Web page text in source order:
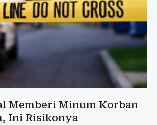
Memberi Minum Korban
Ini Risikonya